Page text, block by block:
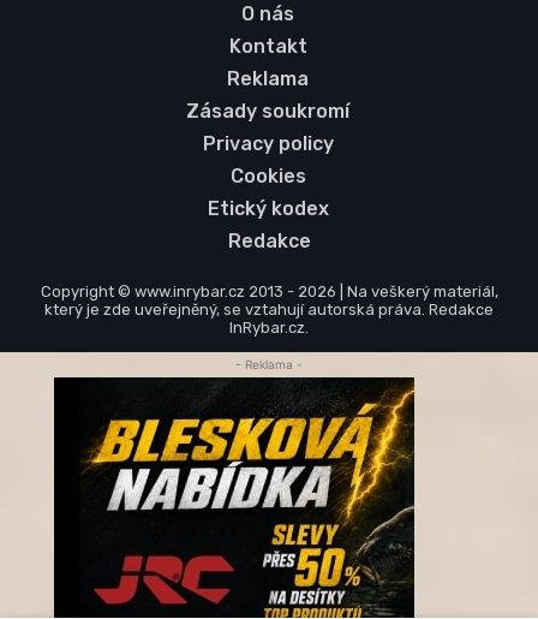
O nás
Kontakt
Reklama
Zásady soukromí
Privacy policy
Cookies
Etický kodex
Redakce
Copyright © www.inrybar.cz 2013 - 2026 | Na veškerý materiál,
který je zde uveřejněný, se vztahují autorská práva. Redakce
InRybar.cz.
- Reklama -